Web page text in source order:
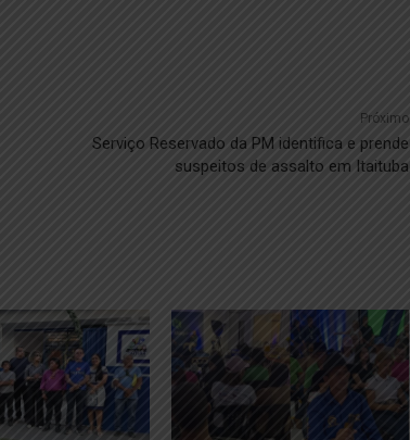
Próximo
Serviço Reservado da PM identifica e prende
suspeitos de assalto em Itaituba